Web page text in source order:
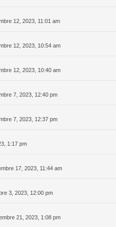
12, 2023, 11:01 am
12, 2023, 10:54 am
12, 2023, 10:40 am
7, 2023, 12:40 pm
7, 2023, 12:37 pm
1:17 pm
17, 2023, 11:44 am
3, 2023, 12:00 pm
21, 2023, 1:08 pm